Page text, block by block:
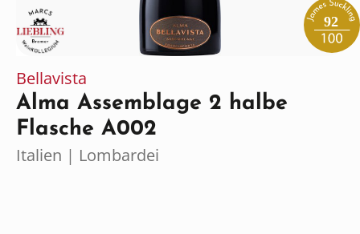
92
Bellavista
Alma Assemblage 2 halbe
Flasche A002
Italien | Lombardei